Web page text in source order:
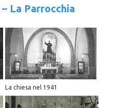
La Parrocchia
La chiesa nel 1941